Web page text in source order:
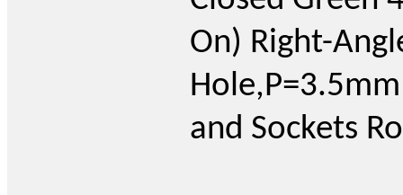
On) Right-
and Sockets